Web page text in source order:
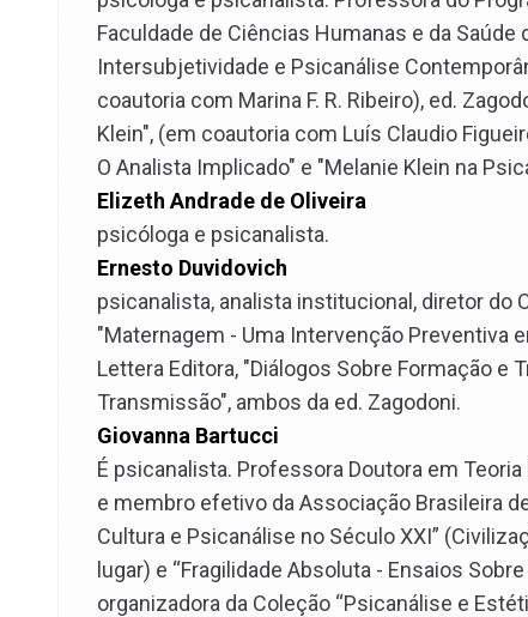
Faculdade de Ciências Humanas e da
Intersubjetividade e Psicanálise
coautoria com Marina F. R. Ribeiro), ed.
Klein", (em coautoria com Luís Claudio
O Analista Implicado" e "Melanie Klein na
Elizeth Andrade de Oliveira
psicóloga e psicanalista.
Ernesto Duvidovich
psicanalista, analista institucional, diretor do
"Maternagem - Uma Intervenção Preventiva
Lettera Editora, "Diálogos Sobre Formação
Transmissão", ambos da ed. Zagodoni.
Giovanna Bartucci
É psicanalista. Professora Doutora em
e membro efetivo da Associação Brasileira
Cultura e Psicanálise no Século XXI”
lugar) e “Fragilidade Absoluta - Ensaios
organizadora da Coleção “Psicanálise e